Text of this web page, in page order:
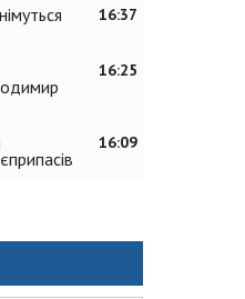
16:37
16:25
16:09